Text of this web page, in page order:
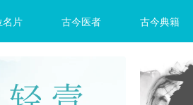
名片 古今医者 古今典籍